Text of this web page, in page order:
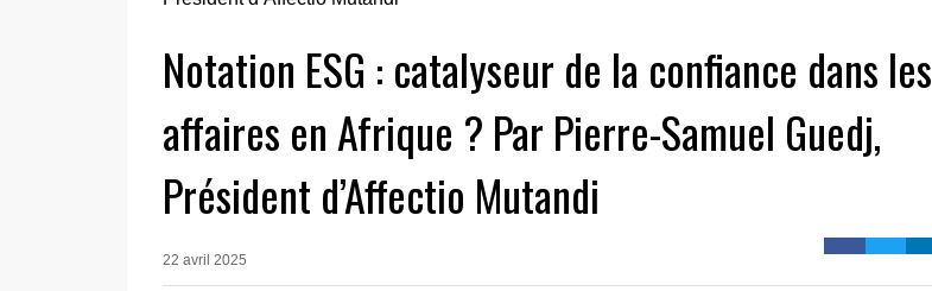
Notation ESG : catalyseur de la confiance dans les
affaires en Afrique ? Par Pierre-Samuel Guedj,
Président d’Affectio Mutandi
22 avril 2025